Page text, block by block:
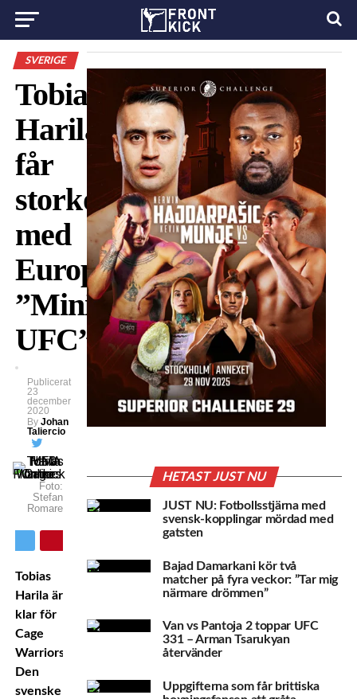
SVERIGE
Tobias
Harila
får
storkontrakt
med
Europajätten:
”Mini-
UFC”
Publicerat
23
december
2020
By Johan
Taliercio
Foto:
Stefan
Romare
Tobias
Harila är
klar för
Cage
Warriors.
Den
svenske
HETAST JUST NU
JUST NU: Fotbollsstjärna med
svensk-kopplingar mördad med
gatsten
Bajad Damarkani kör två
matcher på fyra veckor: ”Tar mig
närmare drömmen”
Van vs Pantoja 2 toppar UFC
331 – Arman Tsarukyan
återvänder
Uppgifterna som får brittiska